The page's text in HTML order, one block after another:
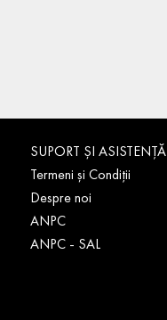
SUPORT ȘI ASISTENȚĂ
Termeni și Condiții
Despre noi
ANPC
ANPC - SAL